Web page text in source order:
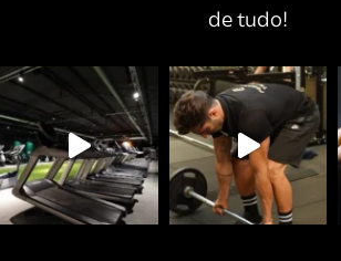
de tudo!